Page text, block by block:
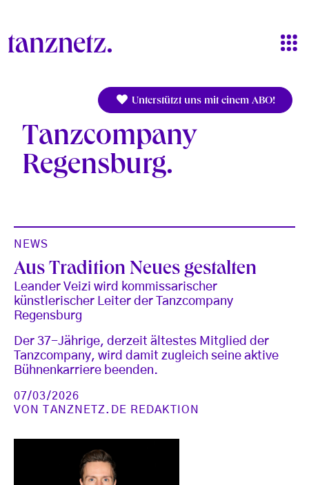
Unterstützt uns mit einem ABO!
Tanzcompany
Regensburg
NEWS
Aus Tradition Neues gestalten
Leander Veizi wird kommissarischer
künstlerischer Leiter der Tanzcompany
Regensburg
Der 37-Jährige, derzeit ältestes Mitglied der
Tanzcompany, wird damit zugleich seine aktive
Bühnenkarriere beenden.
07/03/2026
VONTANZNETZ.DE REDAKTION